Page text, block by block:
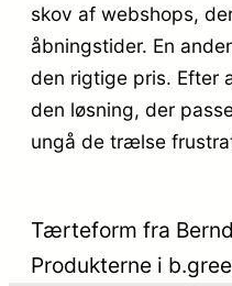
skov af webshops,
åbningstider. En
den rigtige pris. Efter
den løsning, der
ungå de trælse
Tærteform fra
Produkterne i